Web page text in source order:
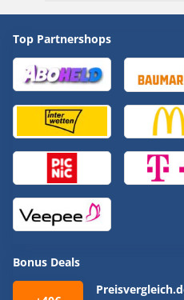
Top Partnershops
Bonus Deals